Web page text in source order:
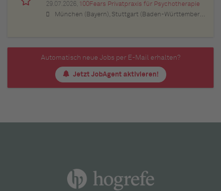
29.07.2026, 100Fears Privatpraxis für Psychotherapie
München (Bayern), Stuttgart (Baden-Württemberg), Nürnberg (Bayern), Esslingen am Neckar (Baden-Württemberg), Ludwigsburg (Baden-Württemberg), Sindelfingen (Baden-Württemberg), Böblingen (Baden-Württemberg), Waiblingen (Baden-Württemberg), Heilbronn (Baden-Württemberg), Reutlingen (Baden-Württemberg), Tübingen (Baden-Württemberg), Aalen (Baden-Württemberg), Schwäbisch Gmünd (Baden-Württemberg), Karlsruhe (Baden-Württemberg), Mannheim (Baden-Württemberg), Ulm (Baden-Württemberg), Pforzheim (Baden-Württemberg), Offenburg (Baden-Württemberg), Göppingen (Baden-Württemberg), Baden-Baden (Baden-Württemberg), Heidenheim an der Brenz (Baden-Württemberg), Ingolstadt (Bayern), Erlangen (Bayern), Regensburg (Bayern), Bamberg (Bayern), Bayreuth (Bayern)
Automatisch neue Jobs per E-Mail erhalten?
Jetzt JobAgent aktivieren!